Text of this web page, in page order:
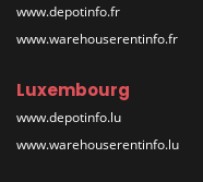
www.depotinfo.fr
www.warehouserentinfo.fr
Luxembourg
www.depotinfo.lu
www.warehouserentinfo.lu